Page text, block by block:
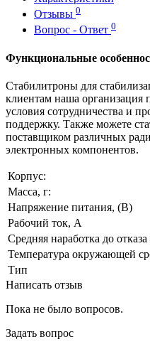
Отзывы 0
Вопрос - Ответ 0
Функциональные
Стабилитроны для
клиентам наша организация
условия сотрудничества и
поддержку. Также можете
поставщиком различных
электронных компонентов.
Корпус:
Масса, г:
Напряжение питания, (В)
Рабочий ток, А
Средняя наработка до
Температура окружающей
Тип
Написать отзыв
Пока не было вопросов.
Задать вопрос